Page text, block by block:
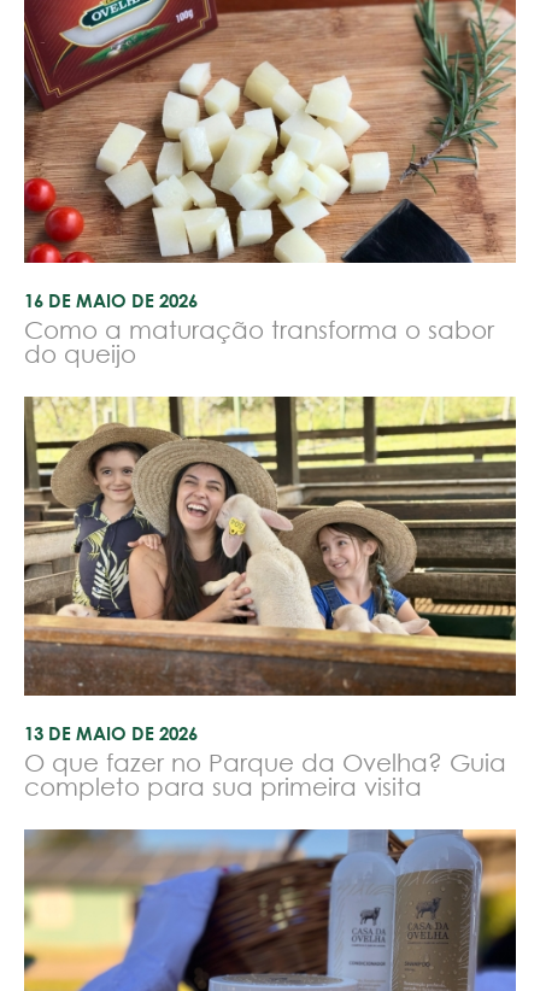
16 DE MAIO DE 2026
Como a maturação transforma o sabor
do queijo
13 DE MAIO DE 2026
O que fazer no Parque da Ovelha? Guia
completo para sua primeira visita